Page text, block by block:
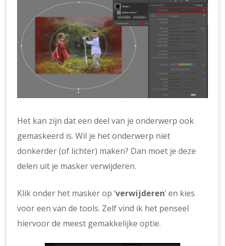
Het kan zijn dat een deel van je onderwerp ook
gemaskeerd is. Wil je het onderwerp niet
donkerder (of lichter) maken? Dan moet je deze
delen uit je masker verwijderen.
Klik onder het masker op ‘verwijderen‘ en kies
voor een van de tools. Zelf vind ik het penseel
hiervoor de meest gemakkelijke optie.